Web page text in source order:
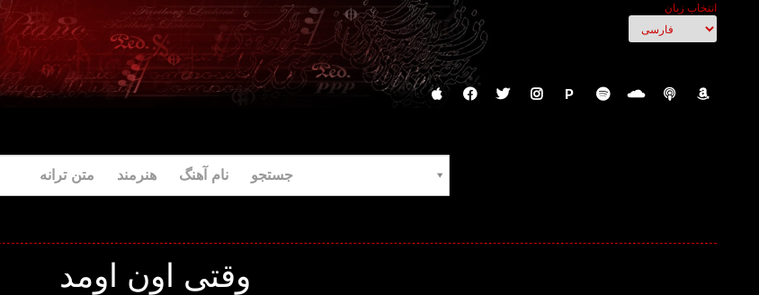
انتخاب زبان
P
جستجو نام آهنگ هنرمند متن ترانه
وقتی اون اومد